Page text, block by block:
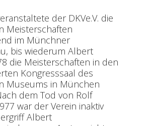
der DKVe.V. die
Meisterschaften
im Münchner
bis wiederum Albert
die Meisterschaften in den
Kongresssaal des
Museums in München
dem Tod von Rolf
war der Verein inaktiv
Albert